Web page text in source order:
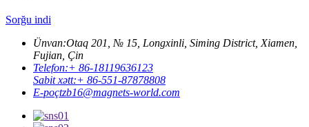
Sorğu indi
Ünvan:Otaq 201, № 15, Longxinli, Siming District, Xiamen,
Fujian, Çin
Telefon:+ 86-18119636123
Sabit xətt:+ 86-551-87878808
E-poçtzb16@magnets-world.com